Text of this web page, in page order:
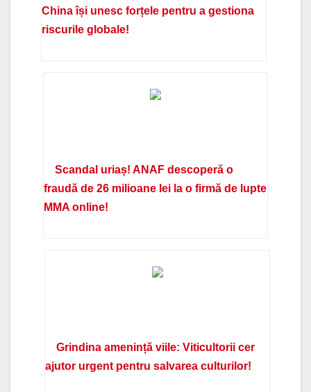
China își unesc forțele pentru a gestiona
riscurile globale!
Scandal uriaș! ANAF descoperă o
fraudă de 26 milioane lei la o firmă de lupte
MMA online!
Grindina amenință viile: Viticultorii cer
ajutor urgent pentru salvarea culturilor!